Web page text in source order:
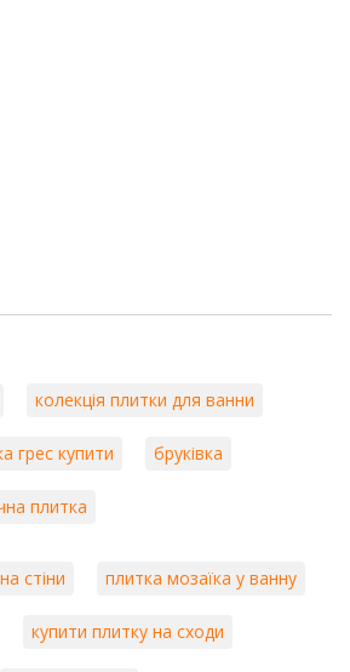
колекція плитки для ванни
грес купити бруківка
плитка
стіни плитка мозаїка у ванну
купити плитку на сходи